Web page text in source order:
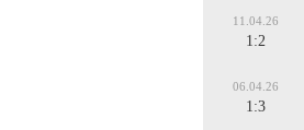
11.04.26
1:2
06.04.26
1:3